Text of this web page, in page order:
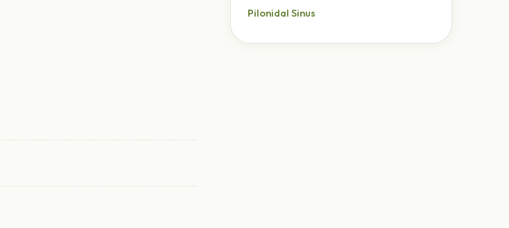
Pilonidal Sinus